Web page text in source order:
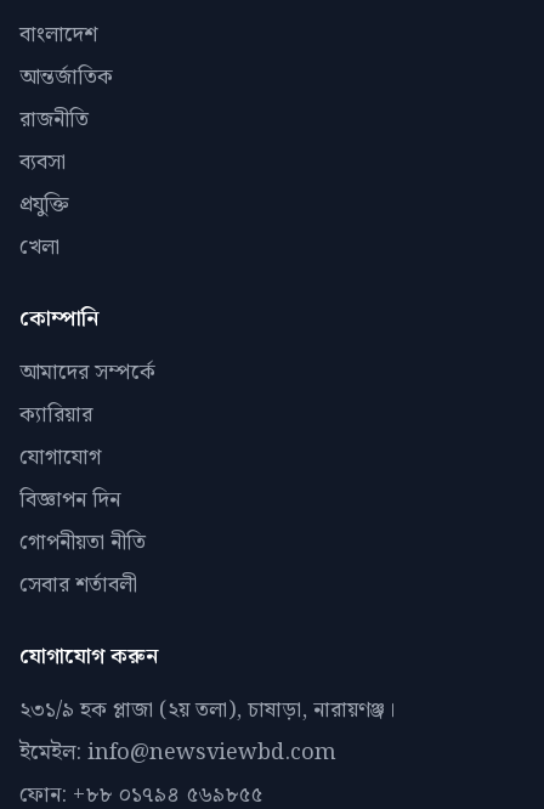
বাংলাদেশ
আন্তর্জাতিক
রাজনীতি
ব্যবসা
প্রযুক্তি
খেলা
কোম্পানি
আমাদের সম্পর্কে
ক্যারিয়ার
যোগাযোগ
বিজ্ঞাপন দিন
গোপনীয়তা নীতি
সেবার শর্তাবলী
যোগাযোগ করুন
২৩১/৯ হক প্লাজা (২য় তলা), চাষাড়া, নারায়ণঞ্জ।
ইমেইল: info@newsviewbd.com
ফোন: +৮৮ ০১৭৯৪ ৫৬৯৮৫৫